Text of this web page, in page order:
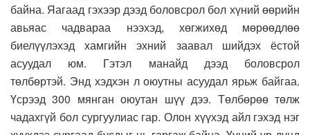
байна. Яагаад гэхээр дээд боловсрол бол хүний өөрийн
авьяас чадвараа нээхэд, хөгжихөд мөрөөдлөө
биелүүлэхэд хамгийн эхний заавал шийдэх ёстой
асуудал юм. Гэтэл манайд дээд боловсрол
төлбөртэй. Энд хэдхэн л оюутны асуудал ярьж байгаа.
Үсрээд 300 мянган оюутан шүү дээ. Төлбөрөө төлж
чадахгүй бол сургуулиас гар. Олон хүүхэд айл гэхэд нэг